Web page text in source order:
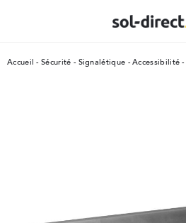
Accueil Sécurité Signalétique - Accessibilité